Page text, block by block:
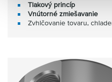
Tlakový princíp
Vnútorné zmiešavanie
Zvhlčovanie tovaru,